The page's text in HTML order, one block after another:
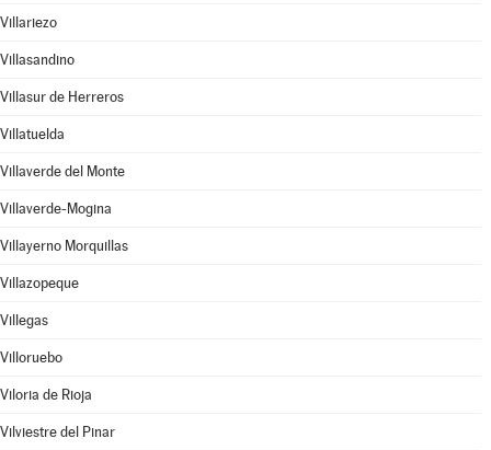
Villariezo
Villasandino
Villasur de Herreros
Villatuelda
Villaverde del Monte
Villaverde-Mogina
Villayerno Morquillas
Villazopeque
Villegas
Villoruebo
Viloria de Rioja
Vilviestre del Pinar